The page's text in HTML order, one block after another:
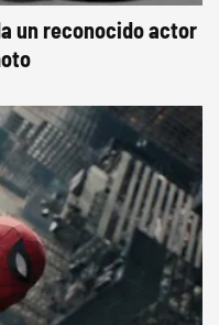
un reconocido actor